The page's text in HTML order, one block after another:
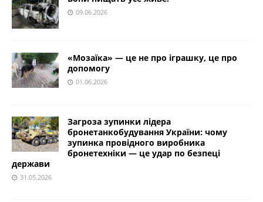
09.06.2026
«Мозаїка» — це не про іграшку, це про
допомогу
01.06.2026
Загроза зупинки лідера
бронетанкобудування України: чому
зупинка провідного виробника
бронетехніки — це удар по безпеці
держави
31.05.2026